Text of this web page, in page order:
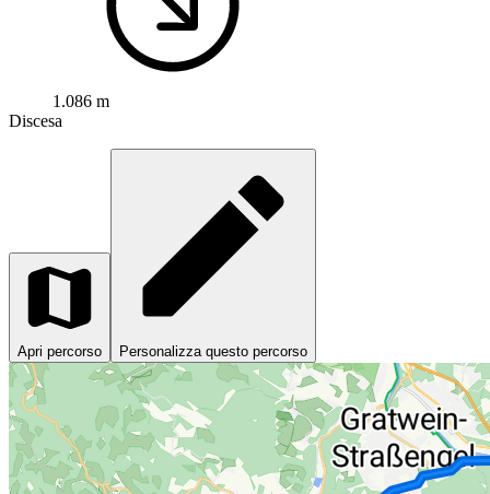
1.086 m
Discesa
Apri percorso Personalizza questo percorso